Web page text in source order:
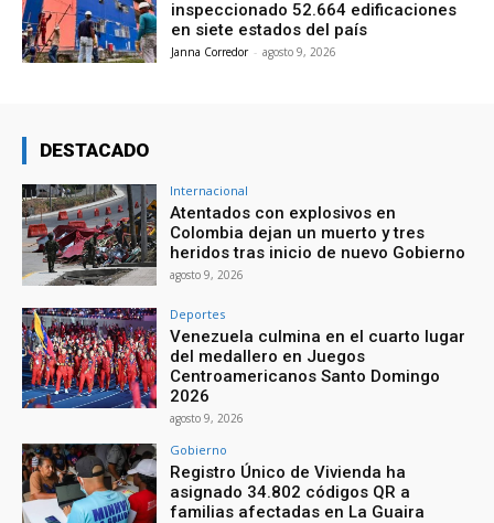
inspeccionado 52.664 edificaciones
en siete estados del país
Janna Corredor - agosto 9, 2026
DESTACADO
Internacional
Atentados con explosivos en
Colombia dejan un muerto y tres
heridos tras inicio de nuevo Gobierno
agosto 9, 2026
Deportes
Venezuela culmina en el cuarto lugar
del medallero en Juegos
Centroamericanos Santo Domingo
2026
agosto 9, 2026
Gobierno
Registro Único de Vivienda ha
asignado 34.802 códigos QR a
familias afectadas en La Guaira